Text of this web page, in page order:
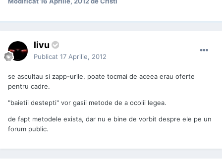
livu
Publicat 17 Aprilie, 2012
se ascultau si zapp-urile, poate tocmai de aceea erau oferte
pentru cadre.
"baietii destepti" vor gasii metode de a ocolii legea.
de fapt metodele exista, dar nu e bine de vorbit despre ele pe un
forum public.